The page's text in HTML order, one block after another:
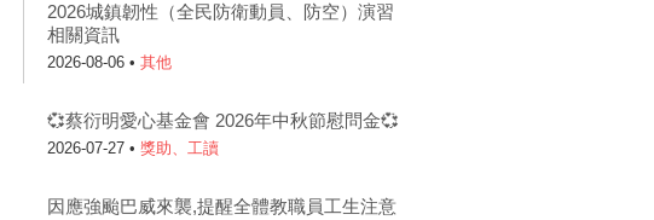
2026城鎮韌性（全民防衛動員、防空）演習
相關資訊
2026-08-06 • 其他
💞蔡衍明愛心基金會 2026年中秋節慰問金💞
2026-07-27 • 獎助、工讀
因應強颱巴威來襲,提醒全體教職員工生注意